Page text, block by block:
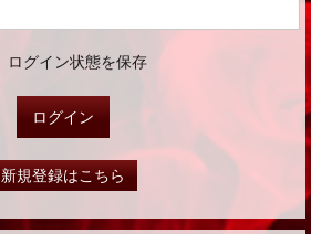
ログイン状態を保存
新規登録はこちら